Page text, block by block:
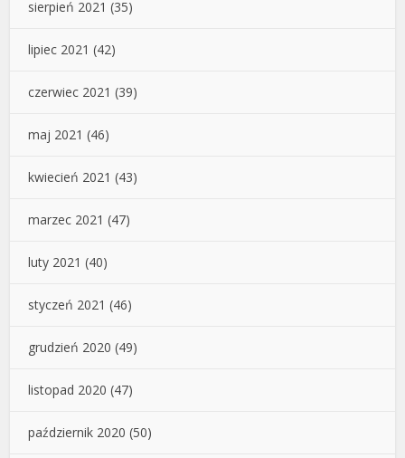
sierpień 2021 (35)
lipiec 2021 (42)
czerwiec 2021 (39)
maj 2021 (46)
kwiecień 2021 (43)
marzec 2021 (47)
luty 2021 (40)
styczeń 2021 (46)
grudzień 2020 (49)
listopad 2020 (47)
październik 2020 (50)